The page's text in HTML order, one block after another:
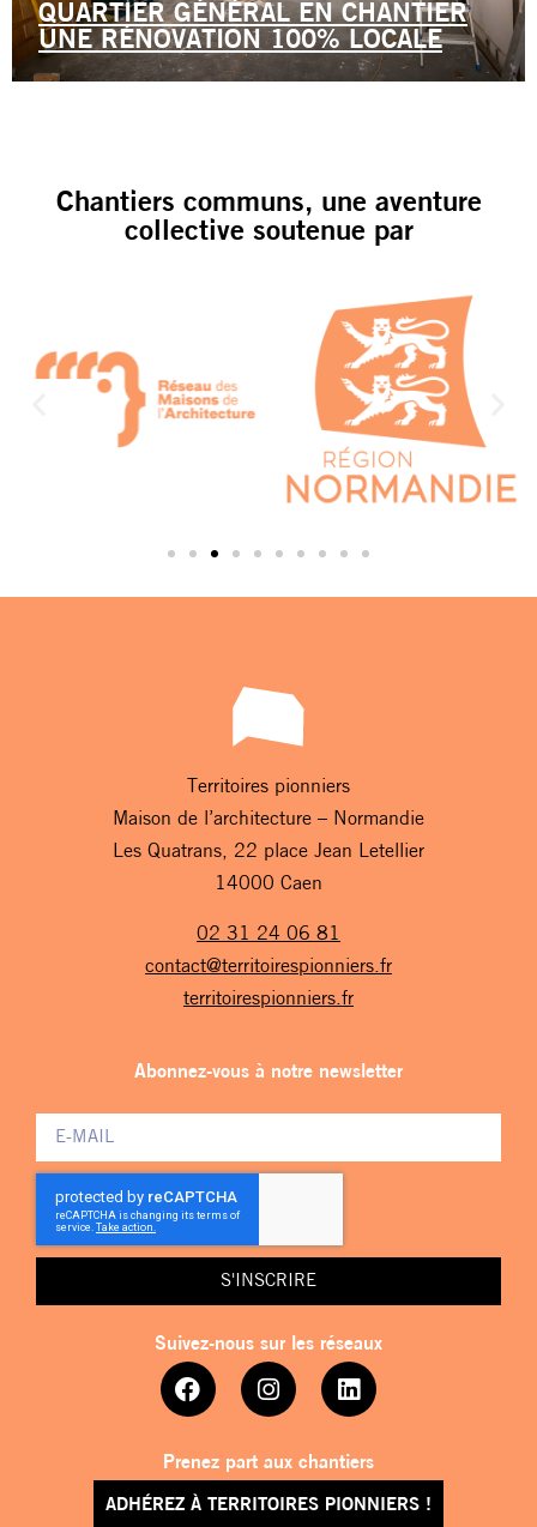
QUARTIER GÉNÉRAL EN CHANTIER
UNE RÉNOVATION 100% LOCALE
Chantiers communs, une aventure
collective soutenue par
Territoires pionniers
Maison de l’architecture – Normandie
Les Quatrans, 22 place Jean Letellier
14000 Caen
02 31 24 06 81
contact@territoirespionniers.fr
territoirespionniers.fr
Abonnez-vous à notre newsletter
S'INSCRIRE
Suivez-nous sur les réseaux
Prenez part aux chantiers
ADHÉREZ À TERRITOIRES PIONNIERS !